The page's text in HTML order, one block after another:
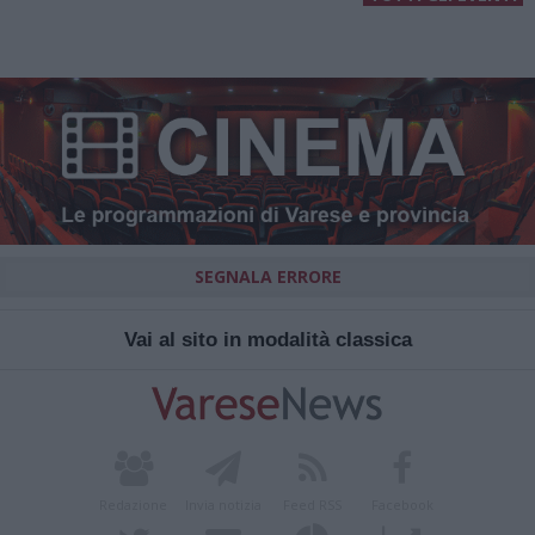
SEGNALA ERRORE
Vai al sito in modalità classica